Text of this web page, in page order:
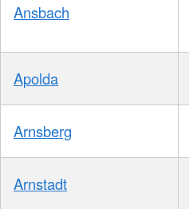
Ansbach
Apolda
Arnsberg
Arnstadt